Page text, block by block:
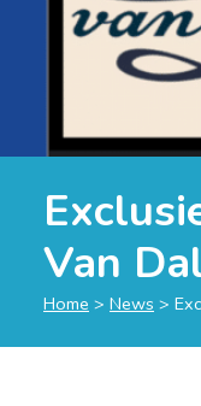
Van
Home > News >